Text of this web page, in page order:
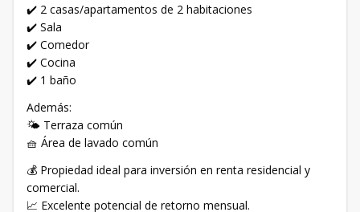
✔️ 2 casas/apartamentos de 2 habitaciones
✔️ Sala
✔️ Comedor
✔️ Cocina
✔️ 1 baño
Además:
🌤️ Terraza común
🧺 Área de lavado común
💰 Propiedad ideal para inversión en renta residencial y
comercial.
📈 Excelente potencial de retorno mensual.